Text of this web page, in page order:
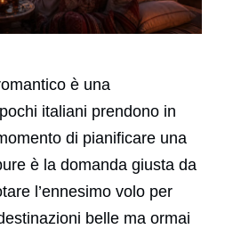
è una
italiani prendono in
di pianificare una
è la domanda giusta da
l’ennesimo volo per
belle ma ormai